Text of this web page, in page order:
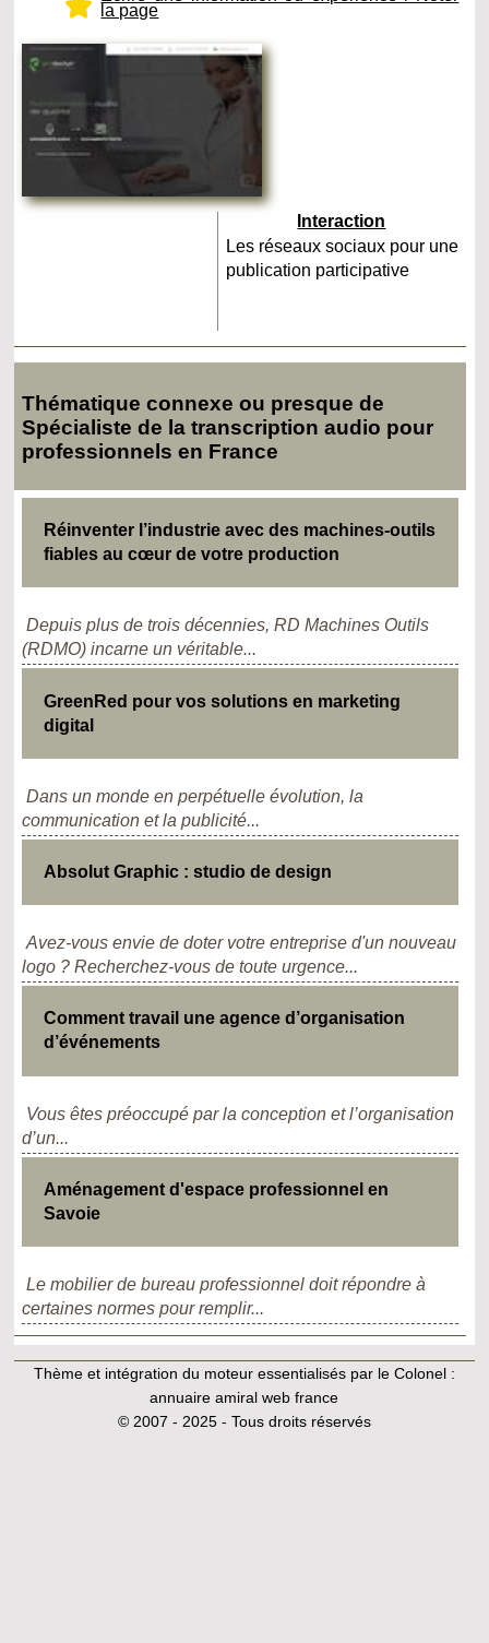
la page
Interaction
Les réseaux sociaux pour une
publication participative
Thématique connexe ou presque de
Spécialiste de la transcription audio pour
professionnels en France
Réinventer l’industrie avec des machines-outils
fiables au cœur de votre production
Depuis plus de trois décennies, RD Machines Outils
(RDMO) incarne un véritable...
GreenRed pour vos solutions en marketing
digital
Dans un monde en perpétuelle évolution, la
communication et la publicité...
Absolut Graphic : studio de design
Avez-vous envie de doter votre entreprise d'un nouveau
logo ? Recherchez-vous de toute urgence...
Comment travail une agence d’organisation
d’événements
Vous êtes préoccupé par la conception et l’organisation
d’un...
Aménagement d'espace professionnel en
Savoie
Le mobilier de bureau professionnel doit répondre à
certaines normes pour remplir...
Thème et intégration du moteur essentialisés par le Colonel :
annuaire amiral web france
© 2007 - 2025 - Tous droits réservés